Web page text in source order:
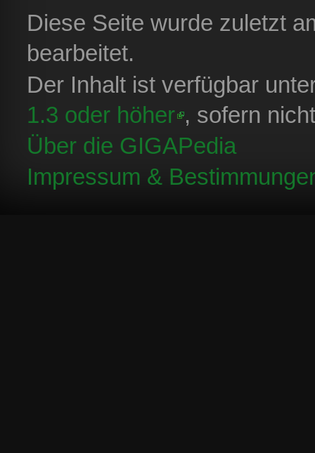
Diese Seite wurde zuletzt
bearbeitet.
Der Inhalt ist verfügbar
1.3 oder höher , sofern
Über die GIGAPedia
Impressum &